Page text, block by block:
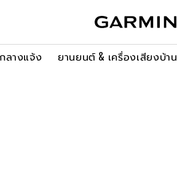
ลางแจ้ง ยานยนต์ & เครื่องเสียงบ้าน